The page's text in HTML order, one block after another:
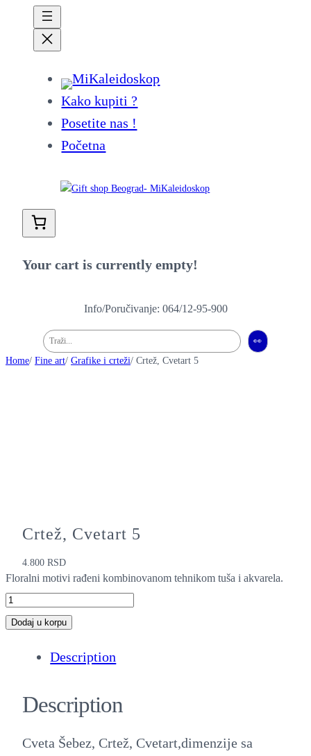
Kako kupiti ?
Posetite nas !
Početna
Your cart is currently empty!
Info/Poručivanje: 064/12-95-900
Pretraga 👀
Home/ Fine art/ Grafike i crteži/ Crtež, Cvetart 5
Crtež, Cvetart 5
4.800RSD
Floralni motivi rađeni kombinovanom tehnikom tuša i akvarela.
C
r Dodaj u korpu
Description
Description
Cveta Šebez, Crtež, Cvetart,dimenzije sa